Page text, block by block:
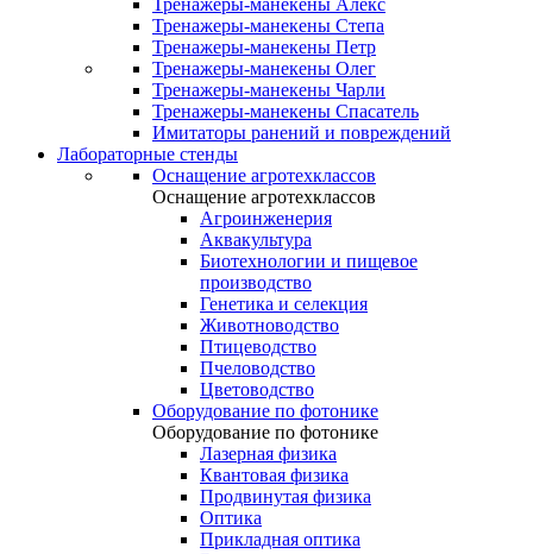
Тренажеры-манекены Алекс
Тренажеры-манекены Степа
Тренажеры-манекены Петр
Тренажеры-манекены Олег
Тренажеры-манекены Чарли
Тренажеры-манекены Спасатель
Имитаторы ранений и повреждений
Лабораторные стенды
Оснащение агротехклассов
Оснащение агротехклассов
Агроинженерия
Аквакультура
Биотехнологии и пищевое
производство
Генетика и селекция
Животноводство
Птицеводство
Пчеловодство
Цветоводство
Оборудование по фотонике
Оборудование по фотонике
Лазерная физика
Квантовая физика
Продвинутая физика
Оптика
Прикладная оптика